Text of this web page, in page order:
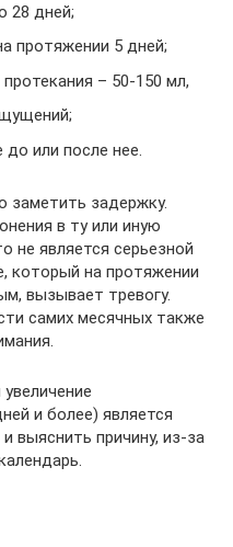
28 дней;
протяжении 5 дней;
– 50-150 мл,
или после нее.
заметить задержку.
в ту или иную
не является серьезной
который на протяжении
вызывает тревогу.
самих месячных также
и более) является
выяснить причину, из-за